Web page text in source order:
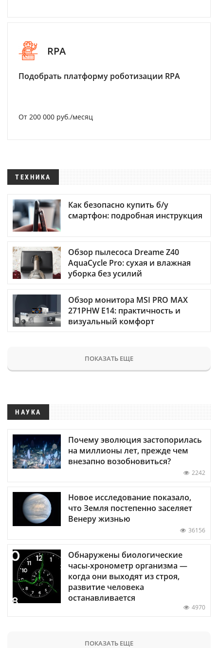
RPA
Подобрать платформу роботизации RPA
От 200 000 руб./месяц
ТЕХНИКА
Как безопасно купить б/у
смартфон: подробная инструкция
Обзор пылесоса Dreame Z40
AquaCycle Pro: сухая и влажная
уборка без усилий
Обзор монитора MSI PRO MAX
271PHW E14: практичность и
визуальный комфорт
ПОКАЗАТЬ ЕЩЕ
НАУКА
Почему эволюция застопорилась
на миллионы лет, прежде чем
внезапно возобновиться?
2242
Новое исследование показало,
что Земля постепенно заселяет
Венеру жизнью
36156
Обнаружены биологические
часы-хронометр организма —
когда они выходят из строя,
развитие человека
останавливается
4970
ПОКАЗАТЬ ЕЩЕ